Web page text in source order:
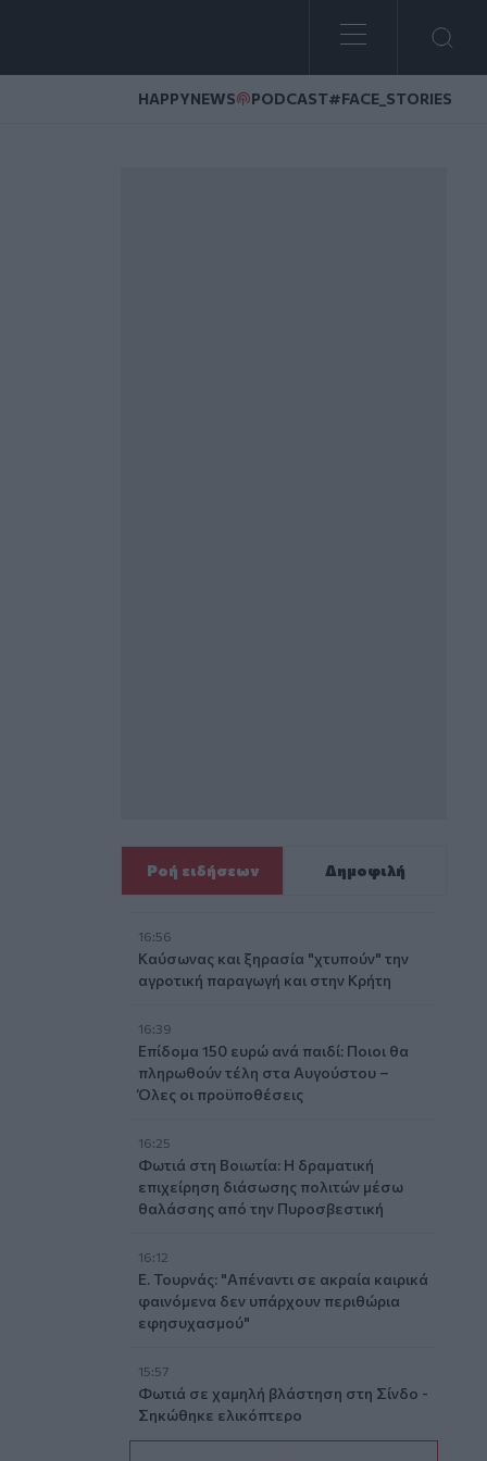
HAPPYNEWS PODCAST#FACE_STORIES
Ροή ειδήσεων Δημοφιλή
16:56
Καύσωνας και ξηρασία "χτυπούν" την
αγροτική παραγωγή και στην Κρήτη
16:39
Επίδομα 150 ευρώ ανά παιδί: Ποιοι θα
πληρωθούν τέλη στα Αυγούστου –
Όλες οι προϋποθέσεις
16:25
Φωτιά στη Βοιωτία: Η δραματική
επιχείρηση διάσωσης πολιτών μέσω
θαλάσσης από την Πυροσβεστική
16:12
Ε. Τουρνάς: "Απέναντι σε ακραία καιρικά
φαινόμενα δεν υπάρχουν περιθώρια
εφησυχασμού"
15:57
Φωτιά σε χαμηλή βλάστηση στη Σίνδο -
Σηκώθηκε ελικόπτερο